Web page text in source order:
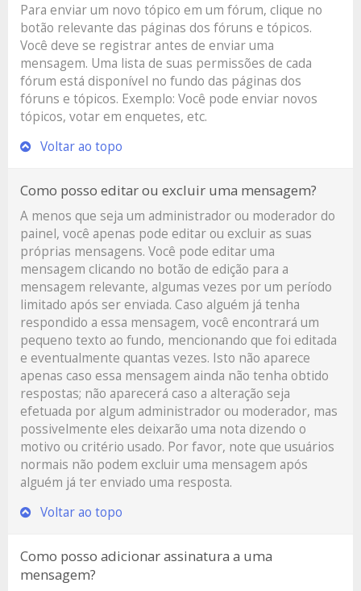
Para enviar um novo tópico em um fórum, clique no
botão relevante das páginas dos fóruns e tópicos.
Você deve se registrar antes de enviar uma
mensagem. Uma lista de suas permissões de cada
fórum está disponível no fundo das páginas dos
fóruns e tópicos. Exemplo: Você pode enviar novos
tópicos, votar em enquetes, etc.
Voltar ao topo
Como posso editar ou excluir uma mensagem?
A menos que seja um administrador ou moderador do
painel, você apenas pode editar ou excluir as suas
próprias mensagens. Você pode editar uma
mensagem clicando no botão de edição para a
mensagem relevante, algumas vezes por um período
limitado após ser enviada. Caso alguém já tenha
respondido a essa mensagem, você encontrará um
pequeno texto ao fundo, mencionando que foi editada
e eventualmente quantas vezes. Isto não aparece
apenas caso essa mensagem ainda não tenha obtido
respostas; não aparecerá caso a alteração seja
efetuada por algum administrador ou moderador, mas
possivelmente eles deixarão uma nota dizendo o
motivo ou critério usado. Por favor, note que usuários
normais não podem excluir uma mensagem após
alguém já ter enviado uma resposta.
Voltar ao topo
Como posso adicionar assinatura a uma
mensagem?